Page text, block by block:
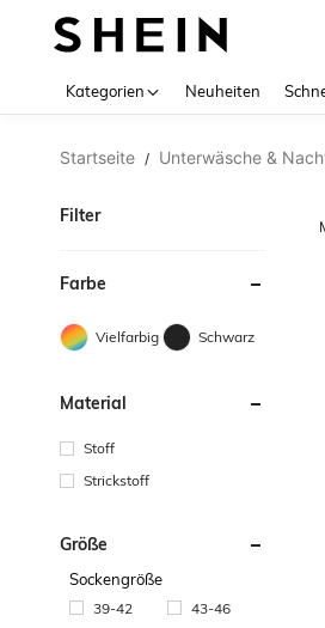
Kategorien Neuheiten
Startseite / Unterwäsche &
Filter
Farbe
Vielfarbig Schwarz
Material
Stoff
Strickstoff
Größe
Sockengröße
39-42 43-46